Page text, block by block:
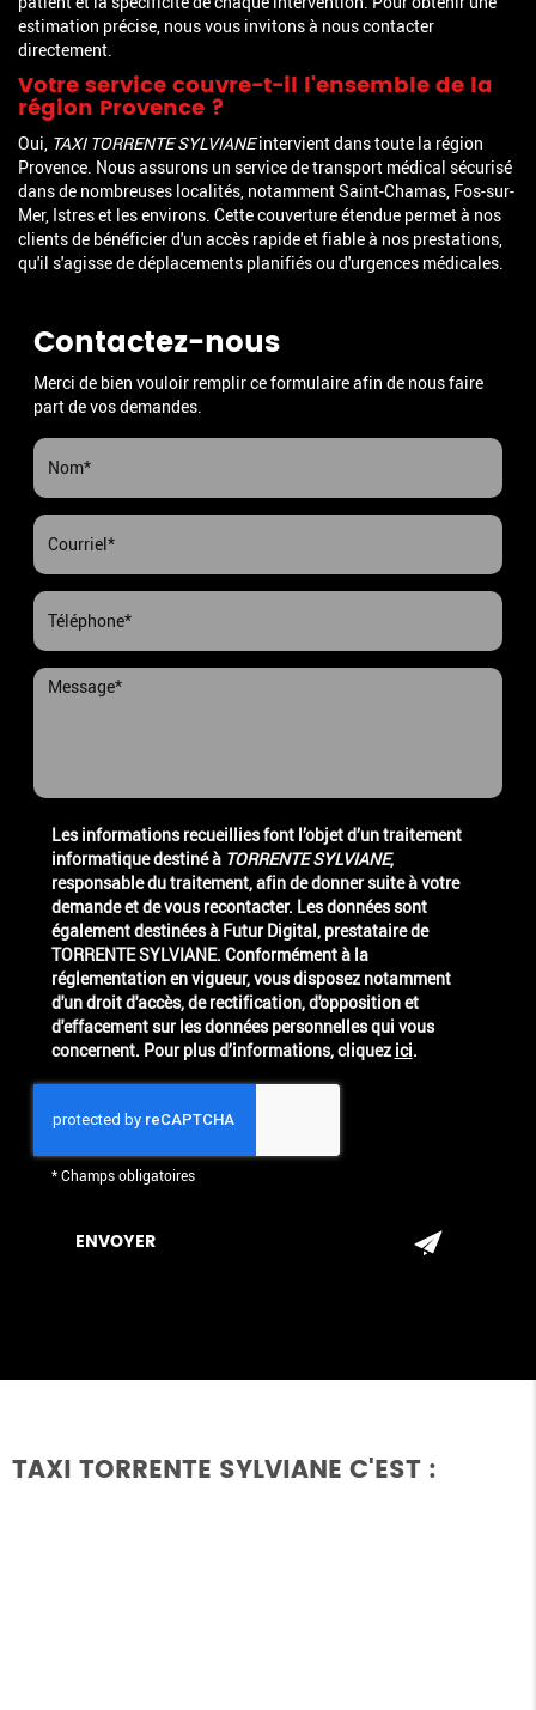
estimation précise, nous vous invitons à nous contacter
directement.
Votre service couvre-t-il l'ensemble de la
région Provence ?
Oui, TAXI TORRENTE SYLVIANEintervient dans toute la région
Provence. Nous assurons un service de transport médical sécurisé
dans de nombreuses localités, notamment Saint-Chamas, Fos-sur-
Mer, Istres et les environs. Cette couverture étendue permet à nos
clients de bénéficier d'un accès rapide et fiable à nos prestations,
qu'il s'agisse de déplacements planifiés ou d'urgences médicales.
Contactez-nous
Merci de bien vouloir remplir ce formulaire afin de nous faire
part de vos demandes.
Les informations recueillies font l’objet d’un traitement
informatique destiné à
TORRENTE SYLVIANE,
responsable du traitement, afin de donner suite à votre
demande et de vous recontacter. Les données sont
également destinées à Futur Digital, prestataire de
TORRENTE SYLVIANE. Conformément à la
réglementation en vigueur, vous disposez notamment
d'un droit d'accès, de rectification, d'opposition et
d'effacement sur les données personnelles qui vous
concernent. Pour plus d’informations, cliquez ici.
*Champs obligatoires
TAXI TORRENTE SYLVIANE C'EST :